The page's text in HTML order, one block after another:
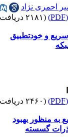
احمری نژاد
(۲۱۸۱ دریافت)
و خودتطبیق
(۲۴۶۰ دریافت)
به منظور بهبود
گسسته